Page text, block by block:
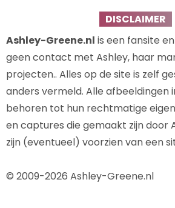
DISCLAIMER
Ashley-Greene.nl is een fansite
geen contact met Ashley, haar
projecten.. Alles op de site is zelf
anders vermeld. Alle afbeeldingen
behoren tot hun rechtmatige
en captures die gemaakt zijn door
zijn (eventueel) voorzien van een
© 2009-2026 Ashley-Greene.nl